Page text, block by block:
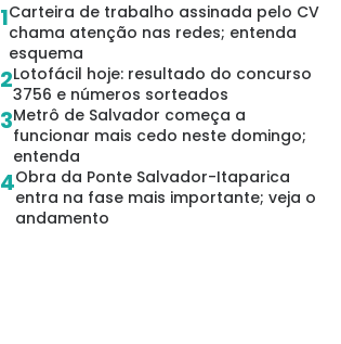
1Carteira de trabalho assinada pelo CV
chama atenção nas redes; entenda
esquema
2Lotofácil hoje: resultado do concurso
3756 e números sorteados
3Metrô de Salvador começa a
funcionar mais cedo neste domingo;
entenda
4Obra da Ponte Salvador-Itaparica
entra na fase mais importante; veja o
andamento